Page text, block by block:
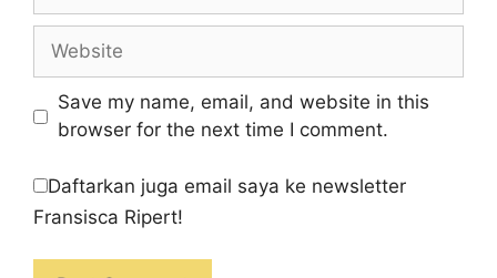
Website
Save my name, email, and website in this
browser for the next time I comment.
Daftarkan juga email saya ke newsletter
Fransisca Ripert!